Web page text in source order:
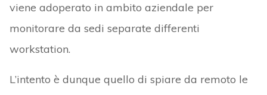
viene adoperato in ambito aziendale per
monitorare da sedi separate differenti
workstation.
L’intento è dunque quello di spiare da remoto le